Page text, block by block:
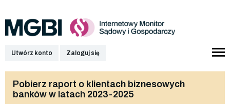
Utwórz konto Zaloguj się
Pobierz raport o klientach biznesowych
banków w latach 2023-2025